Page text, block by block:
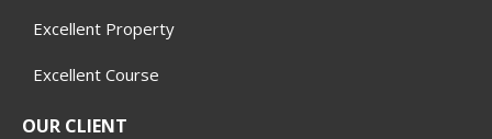
Excellent Property
Excellent Course
OUR CLIENT